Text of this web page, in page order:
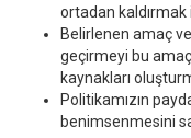
ortadan kaldırmak
Belirlenen amaç
geçirmeyi bu
kaynakları
Politikamızın
benimsenmesini